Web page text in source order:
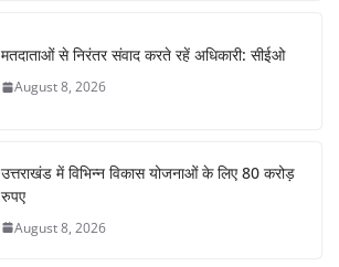
m n
मतदाताओं से निरंतर संवाद करते रहें अधिकारी: सीईओ
August 8, 2026
उत्तराखंड में विभिन्न विकास योजनाओं के लिए 80 करोड़
रुपए
August 8, 2026